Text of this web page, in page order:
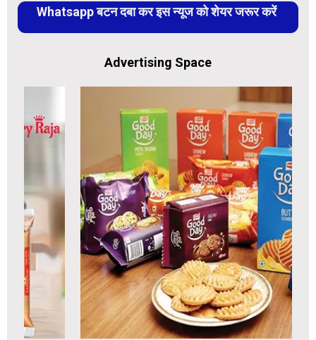
Whatsapp बटन दबा कर इस न्यूज को शेयर जरूर करें
Advertising Space